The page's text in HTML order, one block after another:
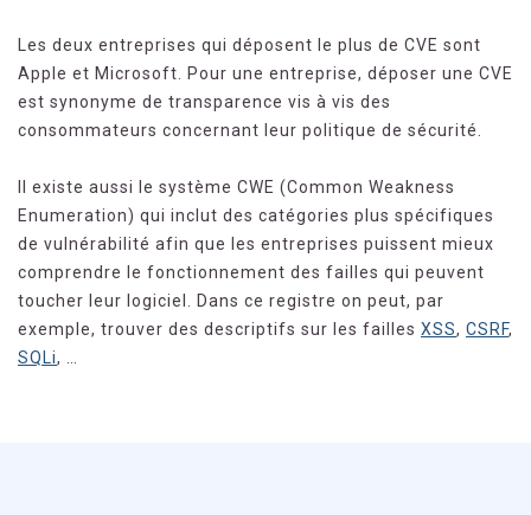
Les deux entreprises qui déposent le plus de CVE sont
Apple et Microsoft. Pour une entreprise, déposer une CVE
est synonyme de transparence vis à vis des
consommateurs concernant leur politique de sécurité.
Il existe aussi le système CWE (Common Weakness
Enumeration) qui inclut des catégories plus spécifiques
de vulnérabilité afin que les entreprises puissent mieux
comprendre le fonctionnement des failles qui peuvent
toucher leur logiciel. Dans ce registre on peut, par
exemple, trouver des descriptifs sur les failles XSS, CSRF,
SQLi, …